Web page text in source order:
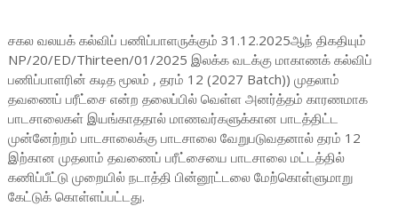
சகல வலயக் கல்விப் பணிப்பாளருக்கும் 31.12.2025ஆந் திகதியும்
NP/20/ED/Thirteen/01/2025 இலக்க வடக்கு மாகாணக் கல்விப்
பணிப்பாளரின் கடித மூலம் , தரம் 12 (2027 Batch)) முதலாம்
தவணைப் பரீட்சை என்ற தலைப்பில் வெள்ள அனர்த்தம் காரணமாக
பாடசாலைகள் இயங்காததால் மாணவர்களுக்கான பாடத்திட்ட
முன்னேற்றம் பாடசாலைக்கு பாடசாலை வேறுபடுவதனால் தரம் 12
இற்கான முதலாம் தவணைப் பரீட்சையை பாடசாலை மட்டத்தில்
கணிப்பீட்டு முறையில் நடாத்தி பின்னூட்டலை மேற்கொள்ளுமாறு
கேட்டுக் கொள்ளப்பட்டது.